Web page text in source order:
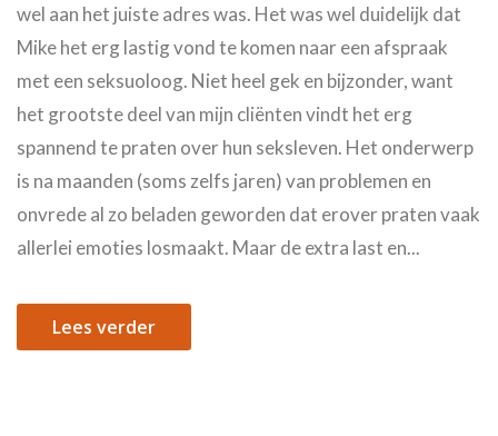
wel aan het juiste adres was. Het was wel duidelijk dat
Mike het erg lastig vond te komen naar een afspraak
met een seksuoloog. Niet heel gek en bijzonder, want
het grootste deel van mijn cliënten vindt het erg
spannend te praten over hun seksleven. Het onderwerp
is na maanden (soms zelfs jaren) van problemen en
onvrede al zo beladen geworden dat erover praten vaak
allerlei emoties losmaakt. Maar de extra last en...
Lees verder